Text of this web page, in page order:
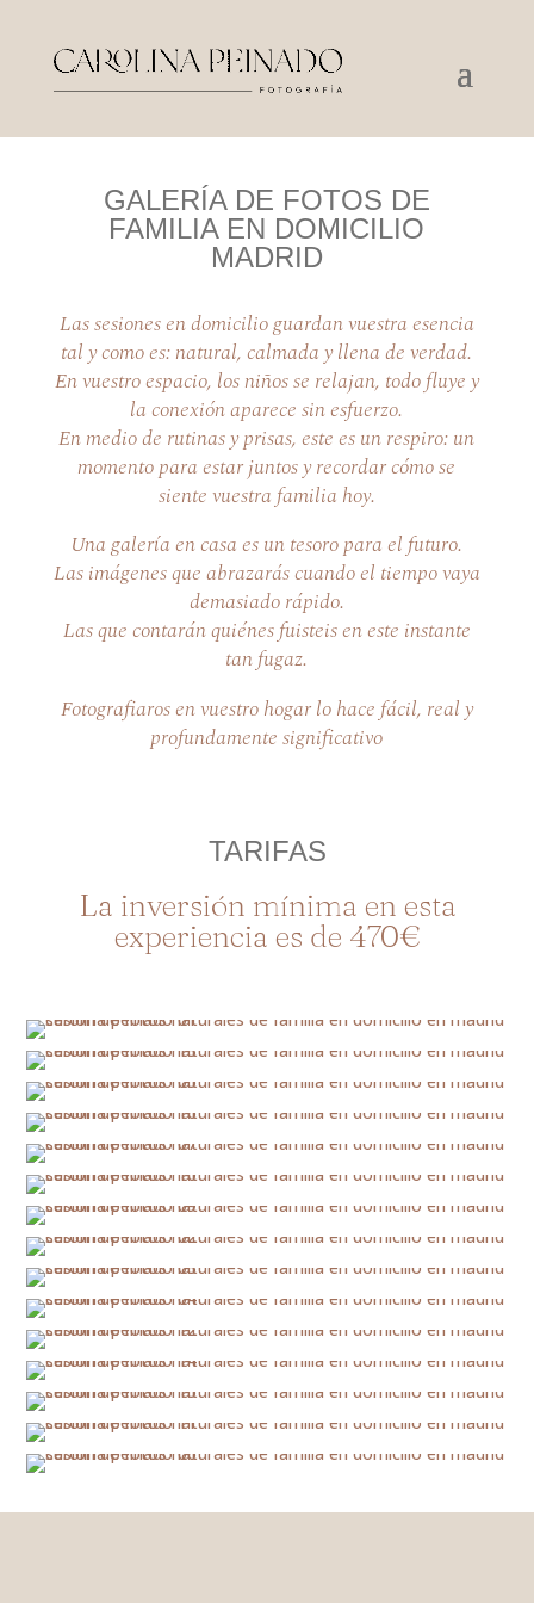
GALERÍA DE FOTOS DE
FAMILIA EN DOMICILIO
MADRID
Las sesiones en domicilio guardan vuestra esencia
tal y como es: natural, calmada y llena de verdad.
En vuestro espacio, los niños se relajan, todo fluye y
la conexión aparece sin esfuerzo.
En medio de rutinas y prisas, este es un respiro: un
momento para estar juntos y recordar cómo se
siente vuestra familia hoy.
Una galería en casa es un tesoro para el futuro.
Las imágenes que abrazarás cuando el tiempo vaya
demasiado rápido.
Las que contarán quiénes fuisteis en este instante
tan fugaz.
Fotografiaros en vuestro hogar lo hace fácil, real y
profundamente significativo
TARIFAS
La inversión mínima en esta
experiencia es de 470€